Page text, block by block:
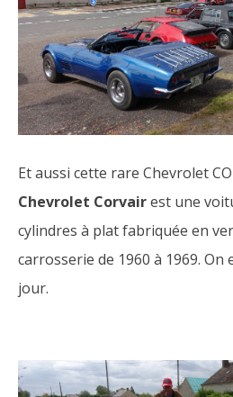
Et aussi cette rare Chevrolet
Chevrolet Corvairest une
cylindres à plat fabriquée en
carrosserie de 1960 à 1969.
jour.